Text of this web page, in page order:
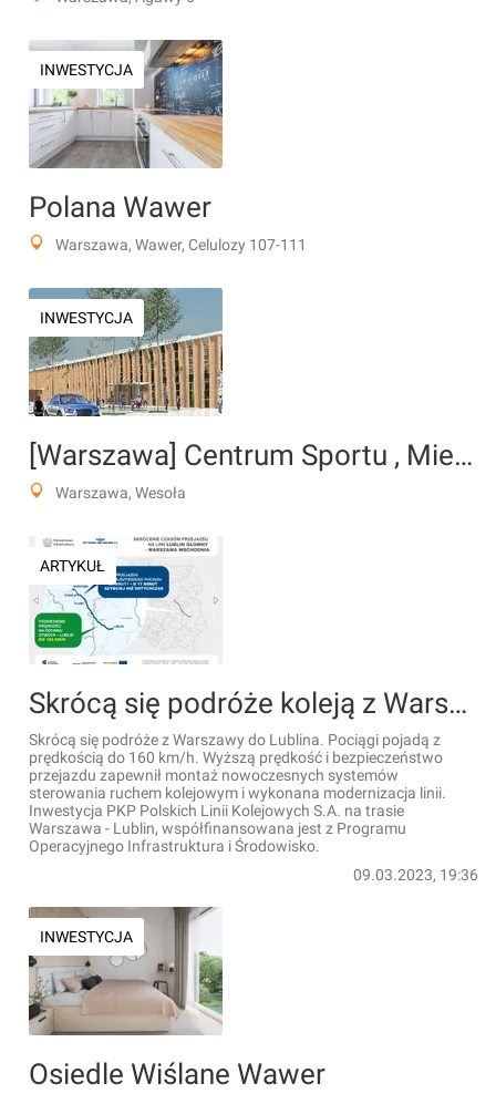
INWESTYCJA
Polana Wawer
Warszawa, Wawer, Celulozy 107-111
INWESTYCJA
[Warszawa] Centrum Sportu , Miedzeszyn
Warszawa, Wesoła
ARTYKUŁ
Skrócą się podróże koleją z Warszawy do Lublina. Pociągi pojadą z prędkością do 160 km/h
Skrócą się podróże z Warszawy do Lublina. Pociągi pojadą z
prędkością do 160 km/h. Wyższą prędkość i bezpieczeństwo
przejazdu zapewnił montaż nowoczesnych systemów
sterowania ruchem kolejowym i wykonana modernizacja linii.
Inwestycja PKP Polskich Linii Kolejowych S.A. na trasie
Warszawa - Lublin, współfinansowana jest z Programu
Operacyjnego Infrastruktura i Środowisko.
09.03.2023, 19:36
INWESTYCJA
Osiedle Wiślane Wawer